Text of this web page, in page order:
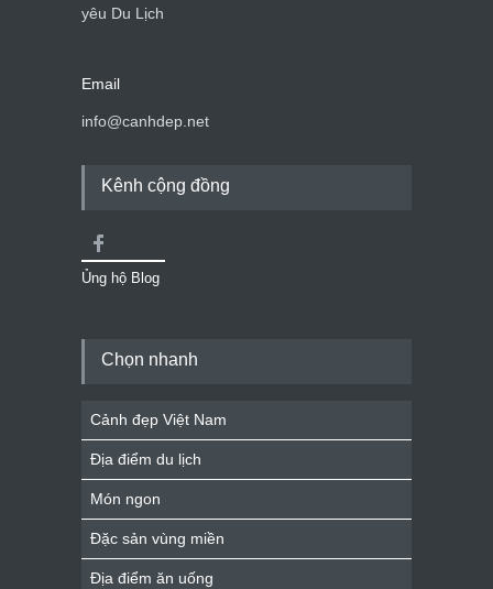
yêu Du Lịch
Email
info@canhdep.net
Kênh cộng đồng
Ủng hộ Blog
Chọn nhanh
Cảnh đẹp Việt Nam
Địa điểm du lịch
Món ngon
Đặc sản vùng miền
Địa điểm ăn uống